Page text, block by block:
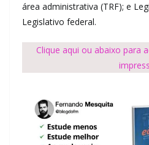
área administrativa (TRF); e
Legislativo federal.
Clique aqui ou abaixo para